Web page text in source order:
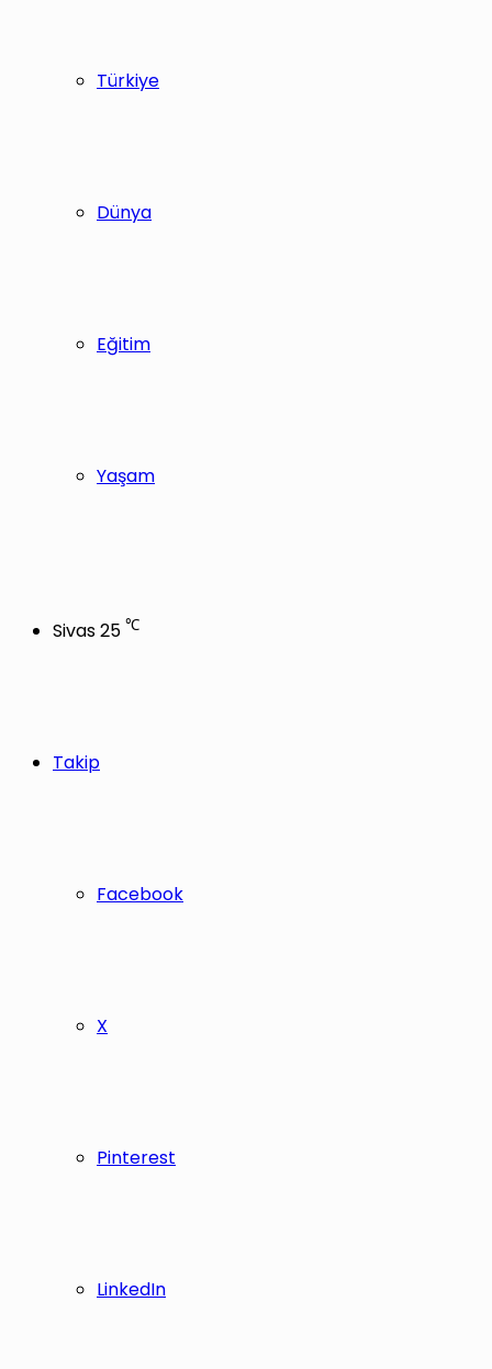
Türkiye
Dünya
Eğitim
Yaşam
Sivas25 ℃
Takip
Facebook
X
Pinterest
LinkedIn